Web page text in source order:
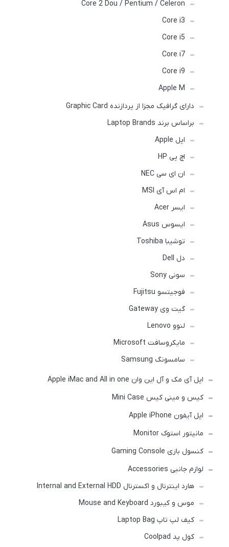
Core 2 Dou / Pentium / Celeron
Core i3
Core i5
Core i7
Core i9
Apple M
دارای گرافیک مجزا از پردازنده Graphic Card
براساس برند Laptop Brands
اپل Apple
اچ پی HP
ان ای سی NEC
ام اس آی MSI
ایسر Acer
ایسوس Asus
توشیبا Toshiba
دل Dell
سونی Sony
فوجیتسو Fujitsu
گیت وی Gateway
لنوو Lenovo
مایکروسافت Microsoft
سامسونگ Samsung
اپل آی مک و آل این وان Apple iMac and All in one
کیس و مینی کیس Mini Case
اپل آیفون Apple iPhone
مانیتور استوک Monitor
کنسول بازی Gaming Console
لوازم جانبی Accessories
هارد اینترنال و اکسترنال Internal and External HDD
موس و کیبورد Mouse and Keyboard
کیف لپ تاپ Laptop Bag
کول پد Coolpad